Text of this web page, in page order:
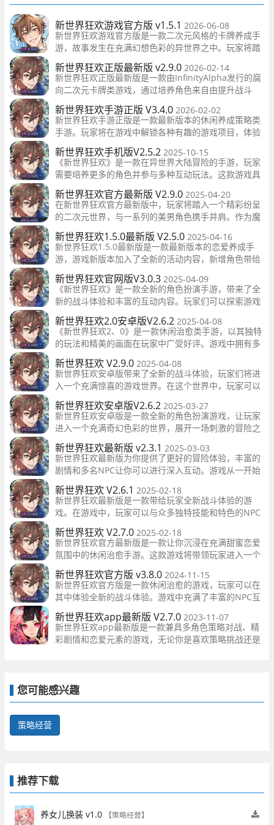
新世界狂欢游戏官方版 v1.5.1 2026-06-08
新世界狂欢游戏官方版是一款二次元风格的卡牌养成手
游，故事发生在充满幻想色彩的异世界之中。玩家将踏
入未知的冒险旅程，邂逅多位性格鲜明、形象各异的角
色，通过互动培养羁绊，组建专属队伍，逐步推进主线
剧情。
新世界狂欢正版最新版 v2.9.0 2026-02-14
新世界狂欢正版最新版是一款由InfinityAlpha发行的腐
向二次元卡牌类游戏，通过培养角色来自由提升战斗
力。游戏内拥有丰富有趣的内容和独特的挑战模式，让
玩家能够尽情冒险探索各个神秘领域。
新世界狂欢手游正版 V3.4.0 2026-02-02
新世界狂欢手游正版是一款最新版本的休闲养成策略类
手游。玩家将在游戏中解锁各种有趣的游戏项目，体验
丰富多彩的角色和活动。新版加入了更多角色和活动，
为玩家带来更加精彩的游戏体验。
新世界狂欢手机版V2.5.2 2025-10-15
《新世界狂欢》是一款在异世界大陆冒险的手游，玩家
需要培养更多的角色并参与多种互动玩法。这款游戏具
有独特的恋爱模式，为玩家提供全新的交互体验，同时
还增加了游戏的可玩性。
新世界狂欢官方最新版 V2.9.0 2025-04-20
在新世界狂欢官方最新版中，玩家将踏入一个精彩纷呈
的二次元世界，与一系列的美男角色携手并肩。作为魔
法师的你，为了找寻返回原世界的方法，需要收集神秘
的宝石。
新世界狂欢1.5.0最新版 V2.5.0 2025-04-16
新世界狂欢1.5.0最新版是一款最新版本的恋爱养成手
游，游戏新版本加入了全新的活动内容，新增角色带给
你不同的剧情发展，精美的游戏画面以及丰富的玩法内
容，畅快的精彩不容错过了。 游戏特色 1、【新版】热
门的养
新世界狂欢官网版V3.0.3 2025-04-09
《新世界狂欢》是一款全新的角色扮演手游，带来了全
新的战斗体验和丰富的互动内容。玩家们可以探索游戏
世界，与各种独特的NPC进行互动，并挑战各种地牢和
任务。
新世界狂欢2.0安卓版V2.6.2 2025-04-08
《新世界狂欢2、0》是一款休闲治愈类手游，以其独特
的玩法和精美的画面在玩家中广受好评。游戏中拥有多
种场景和角色，供玩家选择和互动，并且还有丰富的休
闲玩法内容和趣味性的玩法内容供玩家解锁，让玩家能
够轻松
新世界狂欢 V2.9.0 2025-04-08
新世界狂欢安卓版带来了全新的战斗体验，玩家们将进
入一个充满惊喜的游戏世界。在这个世界中，玩家可以
与众多NPC进行互动，每个角色都拥有独特的技能和特
色。同时，游戏的战斗系统也非常出色，玩家可以运用
各种技能来体验刺激和乐趣。
新世界狂欢安卓版V2.6.2 2025-03-27
新世界狂欢安卓版是一款全新的角色扮演游戏，让玩家
进入一个充满奇幻色彩的世界，展开一场刺激的冒险之
旅。玩家将化身勇敢的冒险者，在这个未知和危险的世
界中探索各种秘密和谜题，与各种角色结识并一起展开
精彩冒险故事。
新世界狂欢最新版 v2.3.1 2025-03-03
新世界狂欢最新版为你提供了更好的冒险体验，丰富的
剧情和多名NPC让你可以进行深入互动。游戏从一开始
就充满了暧昧情感，日系风格的剧情和恋爱元素让你享
受无与伦比的乐趣，等待你解锁的全新剧情也让人期
待。
新世界狂欢 V2.6.1 2025-02-18
新世界狂欢最新版是一款带给玩家全新战斗体验的游
戏。在游戏中，玩家可以与众多独特技能和特色的NPC
进行互动。这些NPC不仅数量众多，而且每个角色都有
自己独特的技能和特点。玩家可以自由探索游戏世界，
与NPC们互动，获得更多游戏乐趣。
新世界狂欢 V2.7.0 2025-02-18
新世界狂欢官方最新版是一款让你沉浸在充满甜蜜恋爱
氛围中的休闲治愈手游。这款游戏将带领玩家进入一个
全新的世界，解锁各种不同种类的游戏角色，并与他们
展开互动，提升亲密度，体验恋爱模拟的乐趣。
新世界狂欢官方版 v3.8.0 2024-11-15
新世界狂欢官方版是一款休闲治愈的游戏，玩家可以在
其中体验全新的战斗体验。游戏中充满了丰富的NPC互
动，每个角色都拥有独特的技能和特色，给玩家带来更
多的策略性和乐趣。下面我将详细介绍游戏的特
新世界狂欢app最新版 V2.7.0 2023-11-07
新世界狂欢app最新版是一款兼具多角色策略对战、精
彩剧情和恋爱元素的游戏，无论你是喜欢策略挑战还是
您可能感兴趣
策略经营
推荐下载
养女儿换装 v1.0 【策略经营】